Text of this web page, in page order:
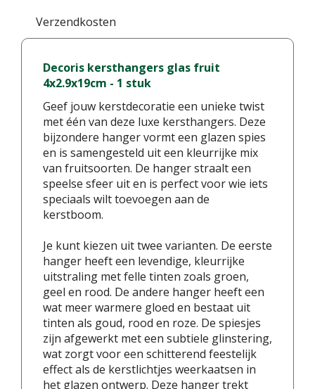
Verzendkosten
Decoris kersthangers glas fruit
4x2.9x19cm - 1 stuk
Geef jouw kerstdecoratie een unieke twist
met één van deze luxe kersthangers. Deze
bijzondere hanger vormt een glazen spies
en is samengesteld uit een kleurrijke mix
van fruitsoorten. De hanger straalt een
speelse sfeer uit en is perfect voor wie iets
speciaals wilt toevoegen aan de
kerstboom.
Je kunt kiezen uit twee varianten. De eerste
hanger heeft een levendige, kleurrijke
uitstraling met felle tinten zoals groen,
geel en rood. De andere hanger heeft een
wat meer warmere gloed en bestaat uit
tinten als goud, rood en roze. De spiesjes
zijn afgewerkt met een subtiele glinstering,
wat zorgt voor een schitterend feestelijk
effect als de kerstlichtjes weerkaatsen in
het glazen ontwerp. Deze hanger trekt